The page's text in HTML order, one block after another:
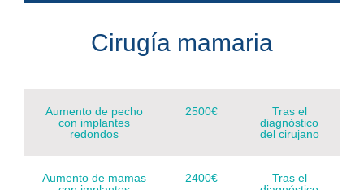
Cirugía mamaria
Aumento de pecho
con implantes
redondos
2500€
Tras el
diagnóstico
del cirujano
Aumento de mamas
2400€
Tras el